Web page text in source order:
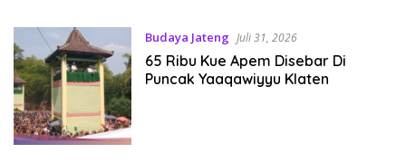
Budaya Jateng Juli 31, 2026
65 Ribu Kue Apem Disebar Di
Puncak Yaaqawiyyu Klaten